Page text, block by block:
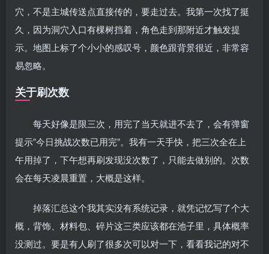
穴，不是主城传送点直接传的，要走过去。我第一次找了挺
久，因为洞穴入口有棵树挡着，角色走到那附近才触发提
示。地图上标了个小小的感叹号，颜色跟背景很近，非常容
易忽略。
关于刷次数
每天好像是限三次，用完了当天就进不去了，会有弹窗
提示”今日挑战次数已用完”。我有一天手快，把三次全在上
午用掉了，下午想再刷发现没次数了，只能去做别的。次数
会在每天凌晨重置，大概是这样。
掉落汇总这个我其实没有系统记录，就凭记忆写了个大
概，背饰、材料包、碎片这三类应该都在池子里，具体概率
没测过。要是有人刷了很多次可以对一下，看看我记的对不